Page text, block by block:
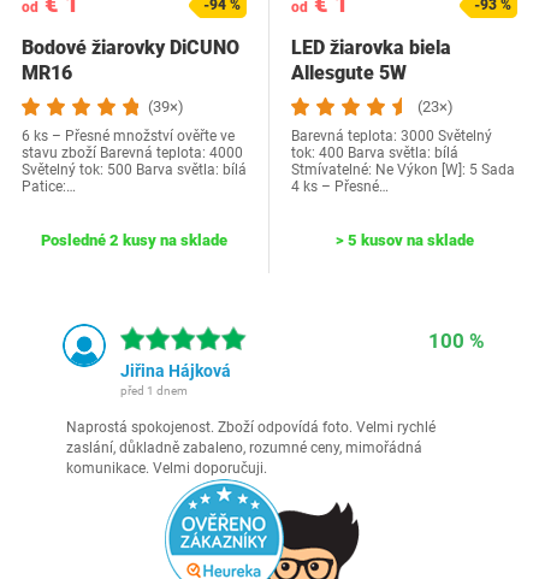
od -94 %
Bodové žiarovky DiCUNO
MR16
(39×)
6 ks – Přesné množství ověřte ve
stavu zboží Barevná teplota: 4000
Světelný tok: 500 Barva světla: bílá
Patice:…
Posledné 2 kusy na sklade
od -93 %
LED žiarovka biela
Allesgute 5W
(23×)
Barevná teplota: 3000 Světelný
tok: 400 Barva světla: bílá
Stmívatelné: Ne Výkon [W]: 5 Sada
4 ks – Přesné…
> 5 kusov na sklade
100 %
Jiřina Hájková
před 1 dnem
Naprostá spokojenost. Zboží odpovídá foto. Velmi rychlé
zaslání, důkladně zabaleno, rozumné ceny, mimořádná
komunikace. Velmi doporučuji.